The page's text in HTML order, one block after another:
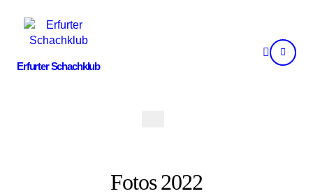
content
Erfurter Schachklub
Fotos 2022